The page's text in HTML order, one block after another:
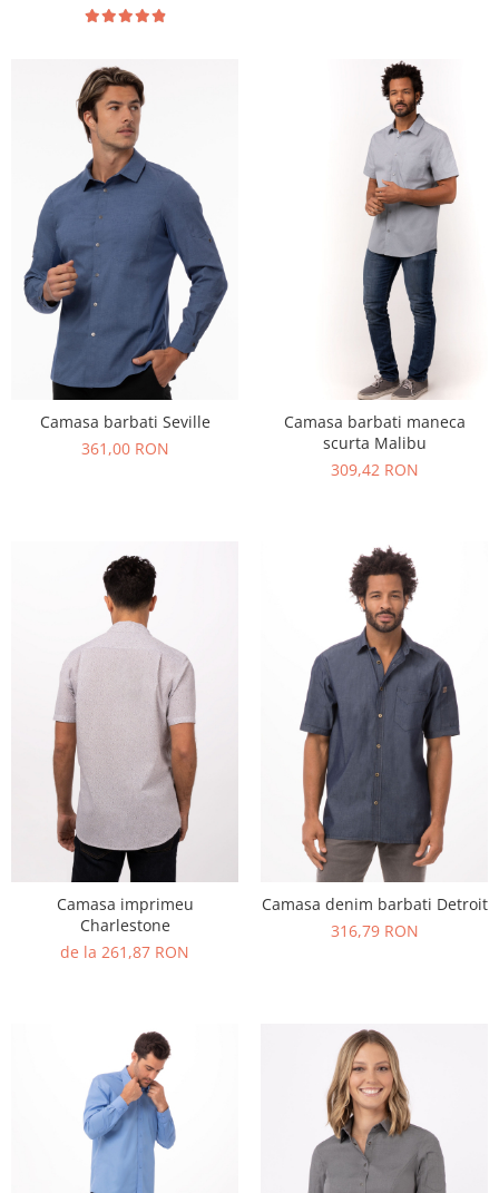
Camasa barbati Seville
361,00 RON
Camasa barbati maneca
scurta Malibu
309,42 RON
Camasa imprimeu
Charlestone
de la 261,87 RON
Camasa denim barbati Detroit
316,79 RON